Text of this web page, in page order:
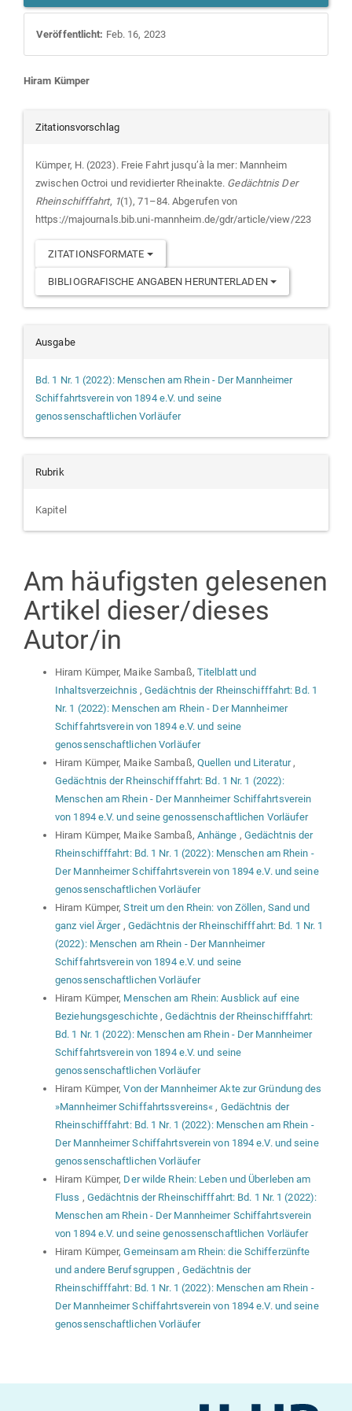
Veröffentlicht: Feb. 16, 2023
Hauptsächlicher
Artikelinhalt
Hiram Kümper
Artikel-
Details
Zitationsvorschlag
Kümper, H. (2023). Freie Fahrt jusqu’à la mer: Mannheim
zwischen Octroi und revidierter Rheinakte. Gedächtnis Der
Rheinschifffahrt, 1(1), 71–84. Abgerufen von
https://majournals.bib.uni-mannheim.de/gdr/article/view/223
ZITATIONSFORMATE
BIBLIOGRAFISCHE ANGABEN HERUNTERLADEN
Ausgabe
Bd. 1 Nr. 1 (2022): Menschen am Rhein - Der Mannheimer
Schiffahrtsverein von 1894 e.V. und seine
genossenschaftlichen Vorläufer
Rubrik
Kapitel
Am häufigsten gelesenen
Artikel dieser/dieses
Autor/in
Hiram Kümper, Maike Sambaß, Titelblatt und
Inhaltsverzeichnis ,Gedächtnis der Rheinschifffahrt: Bd. 1
Nr. 1 (2022): Menschen am Rhein - Der Mannheimer
Schiffahrtsverein von 1894 e.V. und seine
genossenschaftlichen Vorläufer
Hiram Kümper, Maike Sambaß, Quellen und Literatur,
Gedächtnis der Rheinschifffahrt: Bd. 1 Nr. 1 (2022):
Menschen am Rhein - Der Mannheimer Schiffahrtsverein
von 1894 e.V. und seine genossenschaftlichen Vorläufer
Hiram Kümper, Maike Sambaß, Anhänge , Gedächtnis der
Rheinschifffahrt: Bd. 1 Nr. 1 (2022): Menschen am Rhein -
Der Mannheimer Schiffahrtsverein von 1894 e.V. und seine
genossenschaftlichen Vorläufer
Hiram Kümper,Streit um den Rhein: von Zöllen, Sand und
ganz viel Ärger , Gedächtnis der Rheinschifffahrt: Bd. 1 Nr. 1
(2022): Menschen am Rhein - Der Mannheimer
Schiffahrtsverein von 1894 e.V. und seine
genossenschaftlichen Vorläufer
Hiram Kümper, Menschen am Rhein: Ausblick auf eine
Beziehungsgeschichte,Gedächtnis der Rheinschifffahrt:
Bd. 1 Nr. 1 (2022): Menschen am Rhein - Der Mannheimer
Schiffahrtsverein von 1894 e.V. und seine
genossenschaftlichen Vorläufer
Hiram Kümper,Von der Mannheimer Akte zur Gründung des
»Mannheimer Schiffahrtssvereins«, Gedächtnis der
Rheinschifffahrt: Bd. 1 Nr. 1 (2022): Menschen am Rhein -
Der Mannheimer Schiffahrtsverein von 1894 e.V. und seine
genossenschaftlichen Vorläufer
Hiram Kümper, Der wilde Rhein: Leben und Überleben am
Fluss , Gedächtnis der Rheinschifffahrt: Bd. 1 Nr. 1 (2022):
Menschen am Rhein - Der Mannheimer Schiffahrtsverein
von 1894 e.V. und seine genossenschaftlichen Vorläufer
Hiram Kümper,Gemeinsam am Rhein: die Schifferzünfte
und andere Berufsgruppen , Gedächtnis der
Rheinschifffahrt: Bd. 1 Nr. 1 (2022): Menschen am Rhein -
Der Mannheimer Schiffahrtsverein von 1894 e.V. und seine
genossenschaftlichen Vorläufer